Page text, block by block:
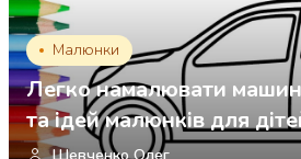
Малюнки
Легко намалювати
та ідей малюнків для